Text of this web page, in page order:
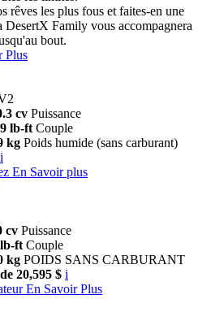
rêves les plus fous et faites-en une
DesertX Family vous accompagnera
bout.
Plus
cv Puissance
lb-ft Couple
kg Poids humide (sans carburant)
i
En Savoir plus
cv Puissance
ft Couple
kg POIDS SANS CARBURANT
20,595 $ i
En Savoir Plus